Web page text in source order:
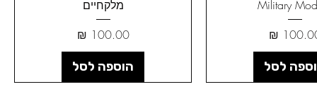
Military
לסל
מלקחיים
מחיר‏100.00 ‏₪
הוספה לסל